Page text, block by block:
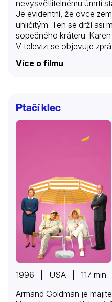
nevysvětlitelnému úmrtí
Je evidentní, že ovce
uhličitým. Ten se drží asi
sopečného kráteru.
V televizi se objevuje
tsunami a na území
vybuchne, jejich údolí
půdy a hydrotermální
směrem k nim, oblak
Nejlepší by bylo,…
Více o filmu
Ptačí klec
1996 | USA | 117 min
Armand Goldman je